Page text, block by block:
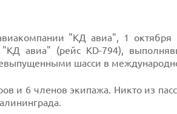
"КД авиа", 1
авиа" (рейс KD-794),
шасси в
и 6 членов экипажа. Никто из